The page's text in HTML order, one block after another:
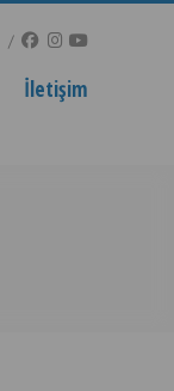
İletişim